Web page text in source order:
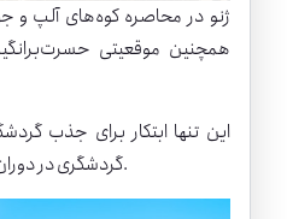
ژنو در محاصره کوه‌های آلپ و
همچنین موقعیتی
این تنها ابتکار برای جذب
گردشگری در دوران همه‌گیری ویروس کرونا نیست.